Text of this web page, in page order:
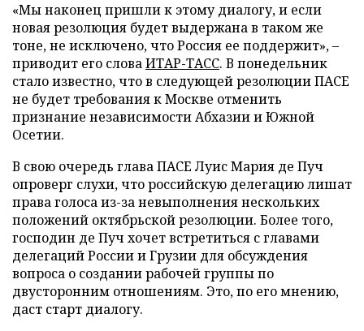
«Мы наконец пришли к этому диалогу, и если
новая резолюция будет выдержана в таком же
тоне, не исключено, что Россия ее поддержит», –
приводит его словаИТАР-ТАСС. В понедельник
стало известно, что в следующей резолюции ПАСЕ
не будет требования к Москве отменить
признание независимости Абхазии и Южной
Осетии.
В свою очередь глава ПАСЕ Луис Мария де Пуч
опроверг слухи, что российскую делегацию лишат
права голоса из-за невыполнения нескольких
положений октябрьской резолюции. Более того,
господин де Пуч хочет встретиться с главами
делегаций России и Грузии для обсуждения
вопроса о создании рабочей группы по
двусторонним отношениям. Это, по его мнению,
даст старт диалогу.